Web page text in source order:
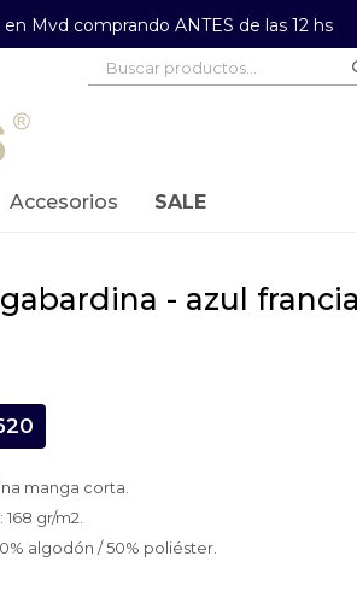
Mvd comprando ANTES de las 12 hs
accesorios SALE
gabardina - azul francia
manga corta.
gr/m2.
algodón / 50% poliéster.